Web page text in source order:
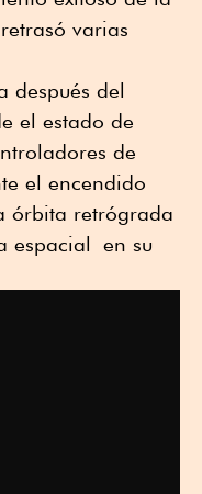
varias
después del
el estado de
de
el encendido
órbita retrógrada
espacial en su